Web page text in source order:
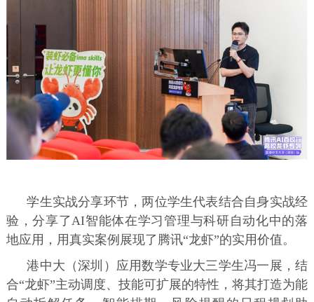
学生实战分享环节，两位学生代表结合自身实战经
验，分享了AI智能体在学习管理与科研自动化中的落
地应用，用真实案例展现了腾讯“龙虾”的实用价值。
港中大（深圳）应用数学专业大三学生冯一展，结
合“龙虾”主动调度、技能可扩展的特性，将其打造为能